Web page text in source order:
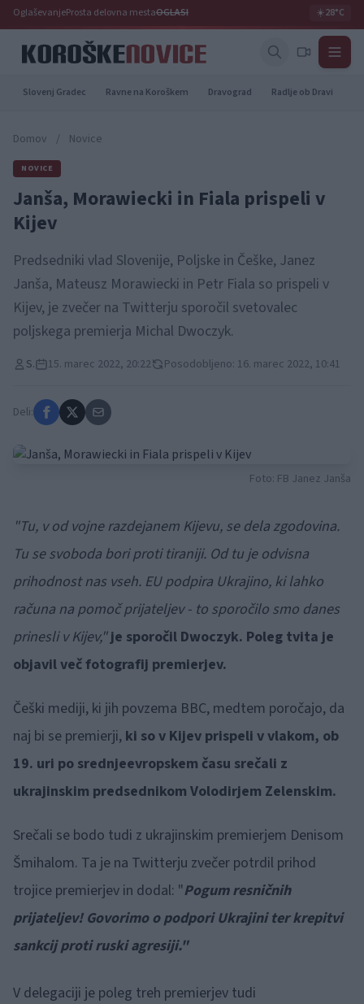
OglaševanjeProsta delovna mestaOGLASI ☀️28°C
Slovenj Gradec Ravne na Koroškem Dravograd Radlje ob Dravi
Domov / Novice
NOVICE
Janša, Morawiecki in Fiala prispeli v
Kijev
Predsedniki vlad Slovenije, Poljske in Češke, Janez
Janša, Mateusz Morawiecki in Petr Fiala so prispeli v
Kijev, je zvečer na Twitterju sporočil svetovalec
poljskega premierja Michal Dwoczyk.
S. 15. marec 2022, 20:22 Posodobljeno: 16. marec 2022, 10:41
Deli:
Foto: FB Janez Janša
"Tu, v od vojne razdejanem Kijevu, se dela zgodovina.
Tu se svoboda bori proti tiraniji. Od tu je odvisna
prihodnost nas vseh. EU podpira Ukrajino, ki lahko
računa na pomoč prijateljev - to sporočilo smo danes
prinesli v Kijev,"je sporočil Dwoczyk. Poleg tvita je
objavil več fotografij premierjev.
Češki mediji, ki jih povzema BBC, medtem poročajo, da
naj bi se premierji, ki so v Kijev prispeli v vlakom, ob
19. uri po srednjeevropskem času srečali z
ukrajinskim predsednikom Volodirjem Zelenskim.
Srečali se bodo tudi z ukrajinskim premierjem Denisom
Šmihalom. Ta je na Twitterju zvečer potrdil prihod
trojice premierjev in dodal: "Pogum resničnih
prijateljev! Govorimo o podpori Ukrajini ter krepitvi
sankcij proti ruski agresiji."
V delegaciji je poleg treh premierjev tudi